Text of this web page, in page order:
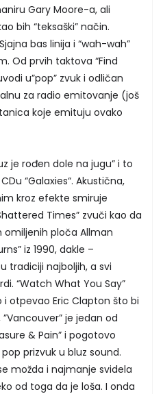
Gary Moore-a, ali
bih “teksaški” način.
bas linija i “wah-wah”
Od prvih taktova “Find
u”pop” zvuk i odličan
za radio emitovanje (još
koje emituju ovako
je rođen dole na jugu” i to
“Galaxies“. Akustična,
kroz efekte smiruje
Times” zvuči kao da
omiljenih ploča Allman
iz 1990, dakle –
tradiciji najboljih, a svi
“Watch What You Say”
i otpevao Eric Clapton što bi
je jedan od
& Pain” i pogotovo
prizvuk u bluz sound.
možda i najmanje svidela
od toga da je loša. I onda